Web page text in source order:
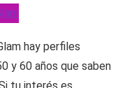
hay perfiles
y 60 años que saben
tu interés es